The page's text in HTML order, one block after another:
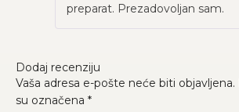
preparat. Prezadovoljan sam.
Dodaj recenziju
Vaša adresa e-pošte neće biti objavljena.
su označena *